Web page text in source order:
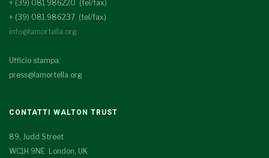
+ (39) 081.986220 (tel/fax)
+ (39) 081.986237 (tel/fax)
info@lamortella.org
Ufficio stampa:
press@lamortella.org
CONTATTI WALTON TRUST
89, Judd Street
WC1H 9NE London, UK